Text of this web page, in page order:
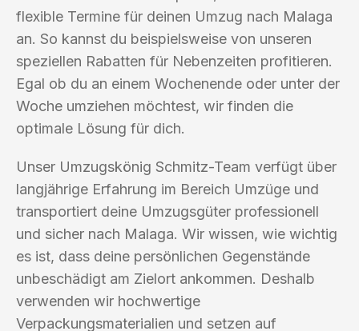
flexible Termine für deinen Umzug nach Malaga
an. So kannst du beispielsweise von unseren
speziellen Rabatten für Nebenzeiten profitieren.
Egal ob du an einem Wochenende oder unter der
Woche umziehen möchtest, wir finden die
optimale Lösung für dich.
Unser Umzugskönig Schmitz-Team verfügt über
langjährige Erfahrung im Bereich Umzüge und
transportiert deine Umzugsgüter professionell
und sicher nach Malaga. Wir wissen, wie wichtig
es ist, dass deine persönlichen Gegenstände
unbeschädigt am Zielort ankommen. Deshalb
verwenden wir hochwertige
Verpackungsmaterialien und setzen auf